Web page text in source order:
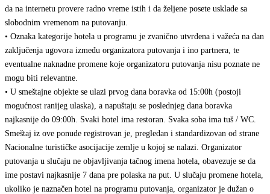
da na internetu provere radno vreme istih i da željene posete usklade sa
slobodnim vremenom na putovanju.
• Oznaka kategorije hotela u programu je zvanično utvrđena i važeća na dan
zaključenja ugovora između organizatora putovanja i ino partnera, te
eventualne naknadne promene koje organizatoru putovanja nisu poznate ne
mogu biti relevantne.
• U smeštajne objekte se ulazi prvog dana boravka od 15:00h (postoji
mogućnost ranijeg ulaska), a napuštaju se poslednjeg dana boravka
najkasnije do 09:00h. Svaki hotel ima restoran. Svaka soba ima tuš / WC.
Smeštaj iz ove ponude registrovan je, pregledan i standardizovan od strane
Nacionalne turističke asocijacije zemlje u kojoj se nalazi. Organizator
putovanja u slučaju ne objavljivanja tačnog imena hotela, obavezuje se da
ime postavi najkasnije 7 dana pre polaska na put. U slučaju promene hotela,
ukoliko je naznačen hotel na programu putovanja, organizator je dužan o